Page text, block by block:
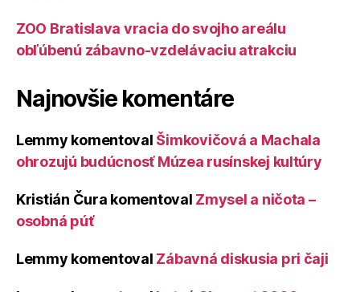
ZOO Bratislava vracia do svojho areálu
obľúbenú zábavno-vzdelávaciu atrakciu
Najnovšie komentáre
Lemmy komentoval Šimkovičová a Machala
ohrozujú budúcnosť Múzea rusínskej kultúry
Kristián Čura komentoval Zmysel a ničota –
osobná púť
Lemmy komentoval Zábavná diskusia pri čaji